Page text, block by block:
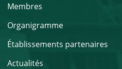
Membres
Organigramme
Établissements partenaires
Actualités